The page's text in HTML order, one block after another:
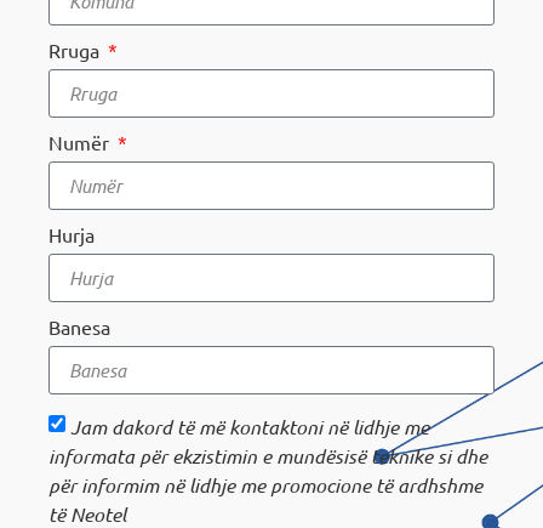
Rruga
Numër
Hurja
Banesa
Jam dakord të më kontaktoni në lidhje me
informata për ekzistimin e mundësisë teknike si dhe
për informim në lidhje me promocione të ardhshme
të Neotel